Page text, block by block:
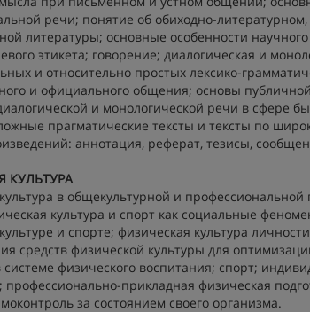
речи; понятие об обиходно-
литературы; основные особенности
этикета; говорение; диалогическая и
и относительно простых лексико-
и официального общения; основы
и монологической речи в сфере
прагматические тексты и тексты по
аннотация, реферат, тезисы,
КУЛЬТУРА
в общекультурной и профессиональной
культура и спорт как социальные
и спорте; физическая культура
средств физической культуры для
системе физического воспитания; спорт;
прикладная физическая
за состоянием своего организма.